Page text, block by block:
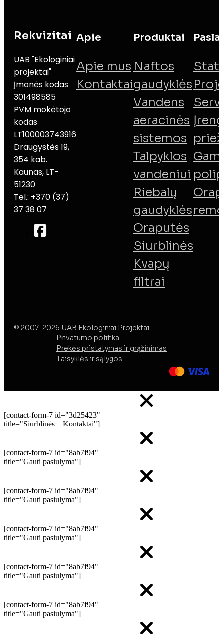
Rekvizitai
UAB "Ekologiniai
projektai"
Įmonės kodas
301498585
PVM mokėtojo
kodas
LT100003743916
Draugystės 19,
354 kab.
Kaunas, LT-
51230
Tel.: +370 (37)
37 38 07
Apie
Apie mus
Kontaktai
Produktai
Naftos
gaudyklės
Vandens
aeracinės
sistemos
Talpyklos
vandeniui
Riebalų
gaudyklės
Oraputės
Siurblinės
Kvapų
filtrai
© 2007-2026 UAB Ekologiniai Projektai
Privatumo politika
Prekės pristatymas ir grąžinimas
Taisyklės ir sąlygos
[contact-form-7 id="3d25423"
title="Siurblinės – Kontaktai"]
[contact-form-7 id="8ab7f94"
title="Gauti pasiulyma"]
[contact-form-7 id="8ab7f94"
title="Gauti pasiulyma"]
[contact-form-7 id="8ab7f94"
title="Gauti pasiulyma"]
[contact-form-7 id="8ab7f94"
title="Gauti pasiulyma"]
[contact-form-7 id="8ab7f94"
title="Gauti pasiulyma"]